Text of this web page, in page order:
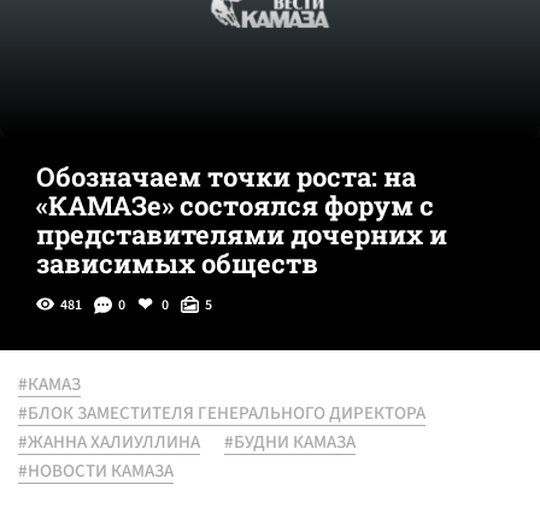
Обозначаем точки роста: на
«КАМАЗе» состоялся форум с
представителями дочерних и
зависимых обществ
481 0 0 5
#КАМАЗ
#БЛОК ЗАМЕСТИТЕЛЯ ГЕНЕРАЛЬНОГО ДИРЕКТОРА
#ЖАННА ХАЛИУЛЛИНА
#БУДНИ КАМАЗА
#НОВОСТИ КАМАЗА